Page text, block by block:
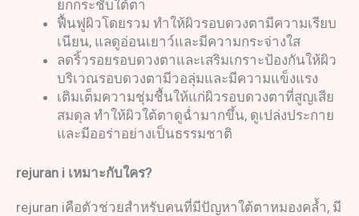
ยกกระชับใต้ตา
ฟื้นฟูผิวโดยรวม ทำให้ผิวรอบดวงตามีความเรียบ
เนียน, แลดูอ่อนเยาว์และมีความกระจ่างใส
ลดริ้วรอยรอบดวงตาและเสริมเกราะป้องกันให้ผิว
บริเวณรอบดวงตามีวอลุ่มและมีความแข็งแรง
เติมเต็มความชุ่มชื้นให้แก่ผิวรอบดวงตาที่สูญเสีย
สมดุล ทำให้ผิวใต้ตาดูฉ่ำมากขึ้น, ดูเปล่งประกาย
และมีออร่าอย่างเป็นธรรมชาติ
rejuran i เหมาะกับใคร?
rejuran iคือตัวช่วยสำหรับคนที่มีปัญหาใต้ตาหมองคล้ำ, มี